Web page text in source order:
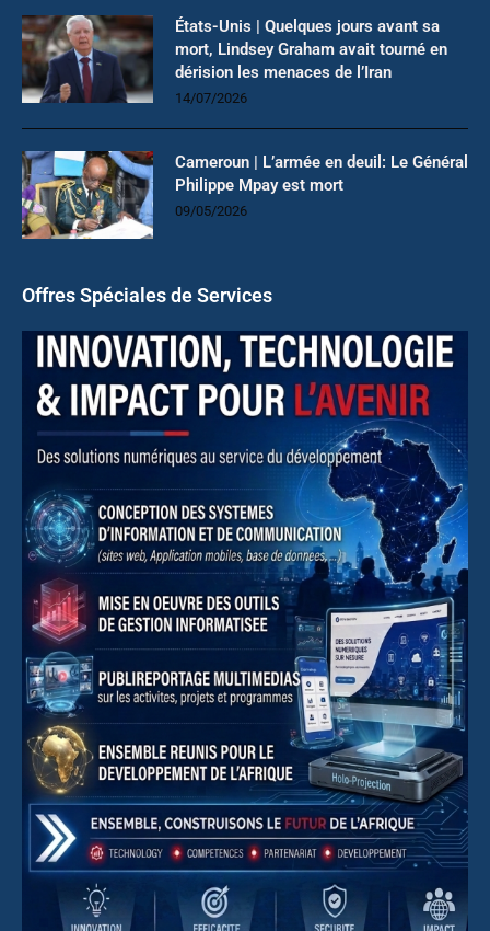
États-Unis | Quelques jours avant sa
mort, Lindsey Graham avait tourné en
dérision les menaces de l’Iran
14/07/2026
Cameroun | L’armée en deuil: Le Général
Philippe Mpay est mort
09/05/2026
Offres Spéciales de Services